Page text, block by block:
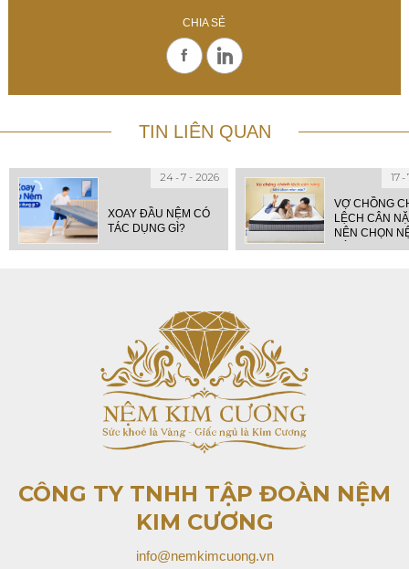
CHIA SẺ
TIN LIÊN QUAN
24 7 - 2026
XOAY ĐẦU NỆM CÓ
TÁC DỤNG GÌ?
17
VỢ CHỒNG
LỆCH CÂN
NÊN CHỌN
NÀO?
CÔNG TY TNHH TẬP ĐOÀN NỆM
KIM CƯƠNG
info@nemkimcuong.vn